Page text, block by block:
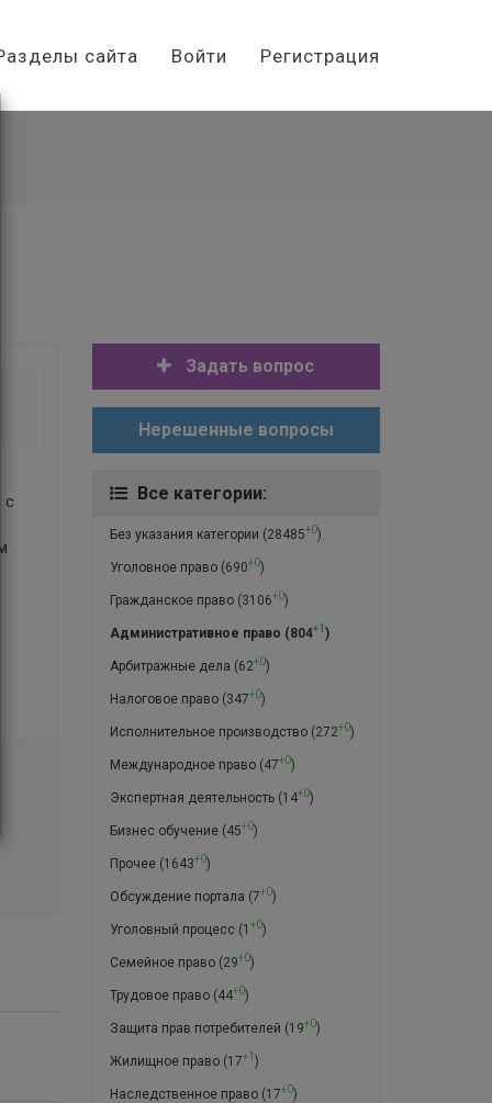
сайта Войти Регистрация
с
Задать вопрос
Нерешенные вопросы
Все категории:
Без указания категории (28485+0)
Уголовное право(690+0)
Гражданское право(3106+0)
Административное право (804+1 )
Арбитражные дела (62+0)
Налоговое право(347+0)
Исполнительное производство(272+0)
Международное право(47+0)
Экспертная деятельность(14+0)
Бизнес обучение(45+0)
Прочее(1643+0)
Обсуждение портала (7+0)
Уголовный процесс (1 +0)
Семейное право(29+0)
Трудовое право(44+0)
Защита прав потребителей (19+0)
Жилищное право(17+1 )
Наследственное право(17+0)